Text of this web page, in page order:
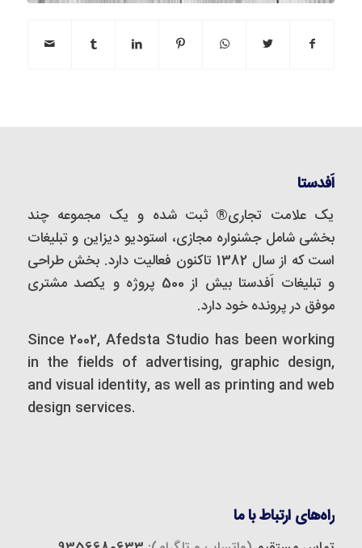
اَفدستا
یک علامت تجاری® ثبت شده و یک مجموعه‌ چند
بخشی شامل جشنواره مجازی، استودیو دیزاین و تبلیغات
است که از سال 1382 تاکنون فعالیت دارد. بخش طراحی
و تبلیغات اَفدستا بیش از 500 پروژه و یکصد مشتری
موفق در پرونده خود دارد.
Since 2002, Afedsta Studio has been working
in the fields of advertising, graphic design,
and visual identity, as well as printing and web
design services.
راه‌های ارتباط با ما